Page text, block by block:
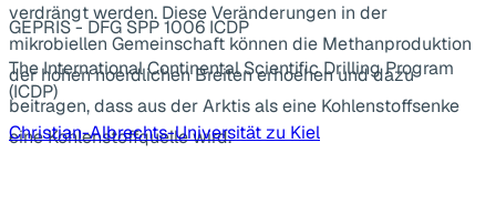
verdrängt werden. Diese Veränderungen in der
mikrobiellen Gemeinschaft können die Methanproduktion
der hohen noerdlichen Breiten erhoehen und dazu
beitragen, dass aus der Arktis als eine Kohlenstoffsenke
eine Kohlenstoffquelle wird.
GEPRIS - DFG SPP 1006 ICDP
The International Continental Scientific Drilling Program
(ICDP)
Christian-Albrechts-Universität zu Kiel